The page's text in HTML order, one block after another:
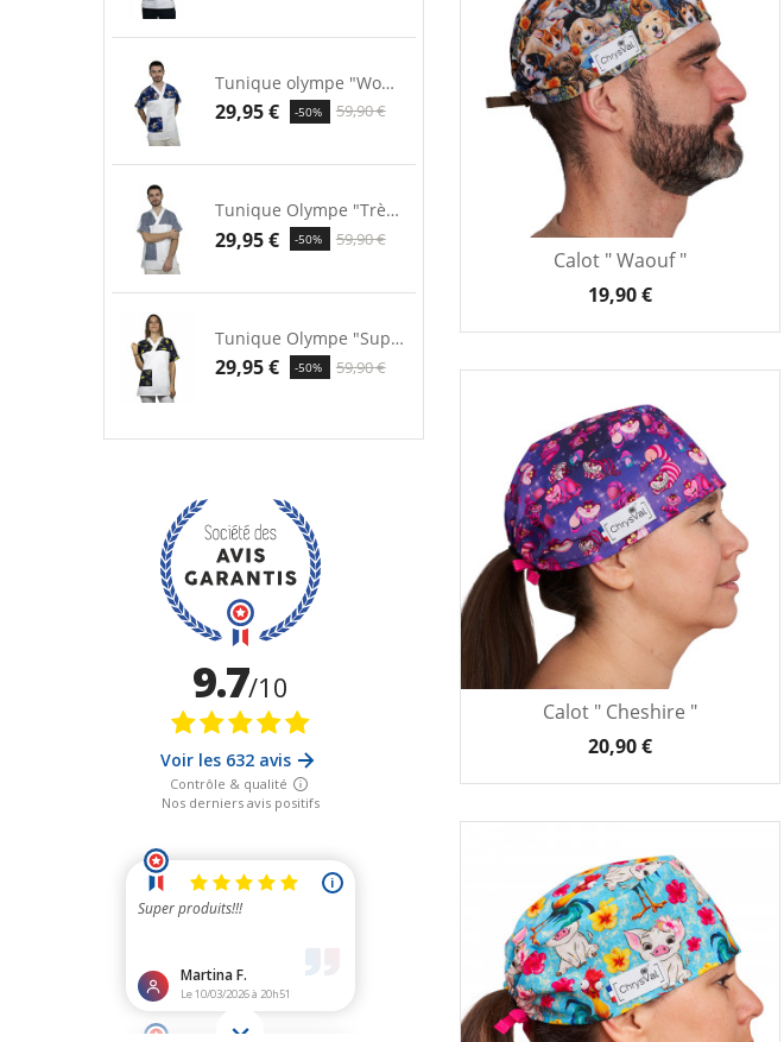
Tunique olympe "Wonder...
29,95 € -50% 59,90 €
Tunique Olympe "Trèfle bleu"
29,95 € -50% 59,90 €
Tunique Olympe "Super héros"
29,95 € -50% 59,90 €
Calot " Waouf "
19,90 €
Calot " Cheshire "
20,90 €